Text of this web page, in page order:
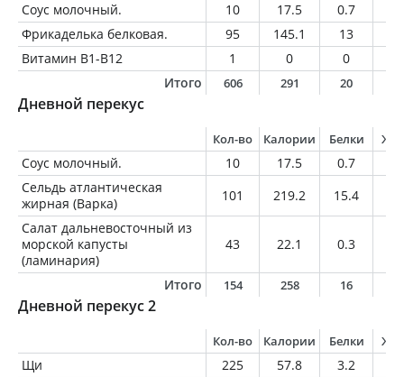
Соус молочный.
10 17.5 0.7
Фрикаделька белковая.
95 145.1 13
Витамин В1-В12
1 0 0
Итого
606 291 20
Дневной перекус
Кол-во Калории Белки
Соус молочный. 10 17.5 0.7
Сельдь атлантическая
жирная (Варка)
101 219.2 15.4
Салат дальневосточный из
морской капусты
(ламинария)
43 22.1 0.3
Итого 154 258 16
Дневной перекус 2
Кол-во Калории Белки
Щи 225 57.8 3.2